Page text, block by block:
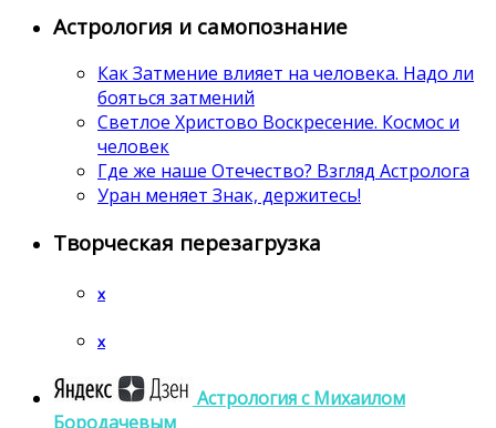
Астрология и самопознание
Как Затмение влияет на человека. Надо ли
бояться затмений
Светлое Христово Воскресение. Космос и
человек
Где же наше Отечество? Взгляд Астролога
Уран меняет Знак, держитесь!
Творческая перезагрузка
x
x
Астрология c Михаилом
Бородачевым